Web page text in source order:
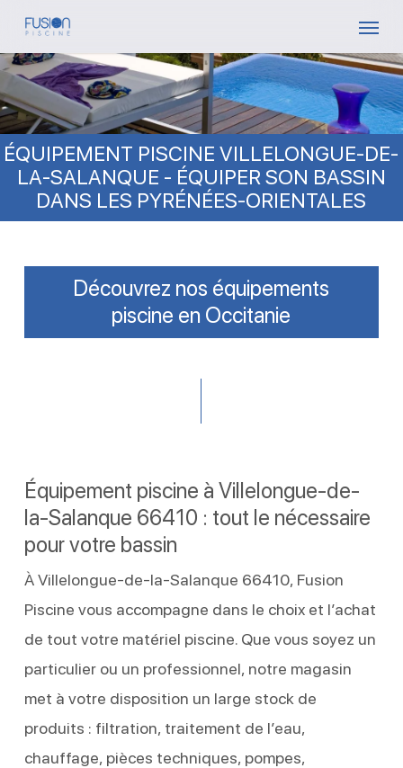
Skip
main
content
ÉQUIPEMENT PISCINE VILLELONGUE-DE-
LA-SALANQUE - ÉQUIPER SON BASSIN
DANS LES PYRÉNÉES-ORIENTALES
Découvrez nos équipements
piscine en Occitanie
Équipement piscine à Villelongue-de-
la-Salanque 66410 : tout le nécessaire
pour votre bassin
À Villelongue-de-la-Salanque 66410, Fusion
Piscine vous accompagne dans le choix et l’achat
de tout votre matériel piscine. Que vous soyez un
particulier ou un professionnel, notre magasin
met à votre disposition un large stock de
produits : filtration, traitement de l’eau,
chauffage, pièces techniques, pompes,